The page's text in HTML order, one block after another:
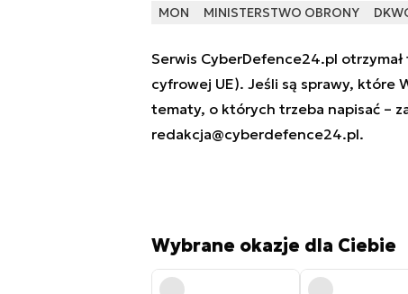
MON MINISTERSTWO OBRONY
Serwis CyberDefence24.pl
cyfrowej UE). Jeśli są sprawy, które
tematy, o których trzeba napisać –
redakcja@cyberdefence24.pl.
Wybrane okazje dla Ciebie